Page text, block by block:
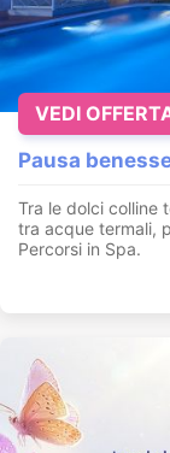
Pausa
Tra le dolci colline
tra acque termali,
Percorsi in Spa.
VEDI